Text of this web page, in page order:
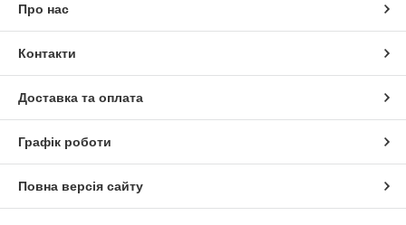
Про нас
Контакти
Доставка та оплата
Графік роботи
Повна версія сайту